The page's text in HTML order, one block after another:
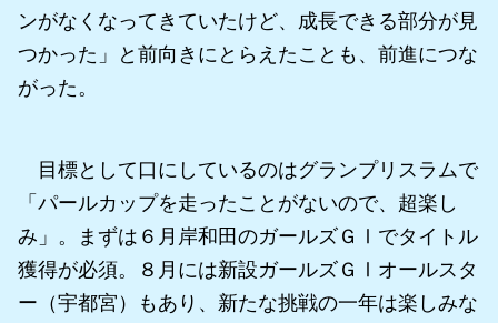
ンがなくなってきていたけど、成長できる部分が見
つかった」と前向きにとらえたことも、前進につな
がった。
目標として口にしているのはグランプリスラムで
「パールカップを走ったことがないので、超楽し
み」。まずは６月岸和田のガールズＧⅠでタイトル
獲得が必須。８月には新設ガールズＧⅠオールスタ
ー（宇都宮）もあり、新たな挑戦の一年は楽しみな